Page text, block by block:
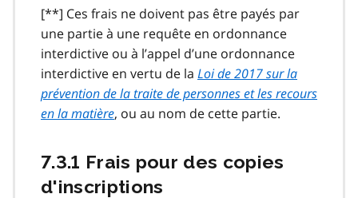
[**] Ces frais ne doivent pas être payés par
une partie à une requête en ordonnance
interdictive ou à l’appel d’une ordonnance
interdictive en vertu de la Loi de 2017 sur la
prévention de la traite de personnes et les recours
en la matière, ou au nom de cette partie.
7.3.1 Frais pour des copies
d'inscriptions